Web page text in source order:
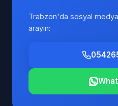
Trabzon'da sosyal
arayın: